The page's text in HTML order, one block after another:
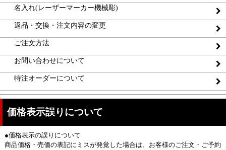
名入れ(レーザーマーカー機械彫)
返品・交換・注文内容の変更
ご注文方法
お問い合わせについて
特注オーダーについて
価格表示誤りについて
●価格表示の誤りについて
商品価格・売価の表記にミスが発覚した場合は、お客様のご注文・ご予約